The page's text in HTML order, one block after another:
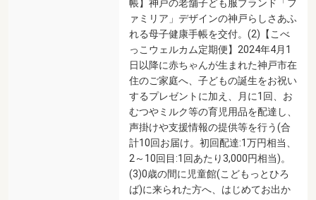
帳】神戸の老舗子ども服ブランド「フ
ァミリア」デザインの神戸らしさあふ
れる母子健康手帳を交付。(2)【こべ
っこウェルカム定期便】2024年4月1
日以降に赤ちゃんが生まれた神戸市在
住のご家庭へ、子どもの誕生をお祝い
するプレゼントに加え、月に1回、お
むつやミルク等の育児用品を配達し、
声掛けや支援情報の提供等を行う(合
計10回お届け。初回配達:1万円相当、
2～10回目:1回あたり3,000円相当)。
(3)0歳の間に児童館(こどもっとひろ
ば)に来られた方へ、はじめてお出か